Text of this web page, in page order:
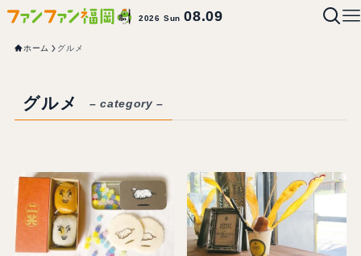
2026 Sun08.09
ホーム グルメ
グルメ – category –